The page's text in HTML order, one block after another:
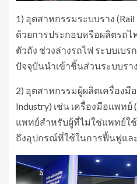
1) อุตสาหกรรมระบบราง (Rail
ด้วยการประกอบหรือผลิตรถไ
ตัวถัง ช่วงล่างรถไฟ ระบบเบร
ปัจจุบันนำเข้าชิ้นส่วนระบบรา
2) อุตสาหกรรมผู้ผลิตเครื่องมื
Industry) เช่น เครื่องมือแพท
แพทย์สำหรับผู้ที่ไม่ใช่แพทย์ใช้
ถึงอุปกรณ์ที่ใช้ในการฟื้นฟูแล